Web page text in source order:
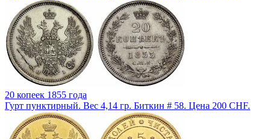
20 копеек 1855 года
Гурт пунктирный. Вес 4,14 гр. Биткин # 58. Цена 200 CHF.